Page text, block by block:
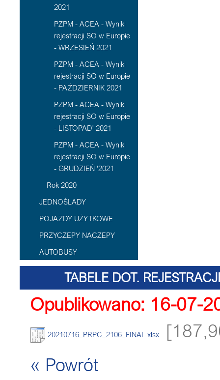
2021
PZPM - ACEA - Wyniki
rejestracji SO w Europie
- WRZESIEŃ 2021
PZPM - ACEA - Wyniki
rejestracji SO w Europie
- PAŹDZIERNIK 2021
PZPM - ACEA - Wyniki
rejestracji SO w Europie
- LISTOPAD' 2021
PZPM - ACEA - Wyniki
rejestracji SO w Europie
- GRUDZIEŃ '2021
Rok 2020
JEDNOŚLADY
POJAZDY UŻYTKOWE
PRZYCZEPY NACZEPY
AUTOBUSY
TABELE DOT.
Opublikowano: 16-07-
20210716_PRPC_2106_FINAL.xlsx
« Powrót